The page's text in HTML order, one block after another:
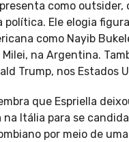
como outsider,
política. Ele elogia
como Nayib
na Argentina.
Trump, nos Estados
que Espriella
na Itália para se
por meio de